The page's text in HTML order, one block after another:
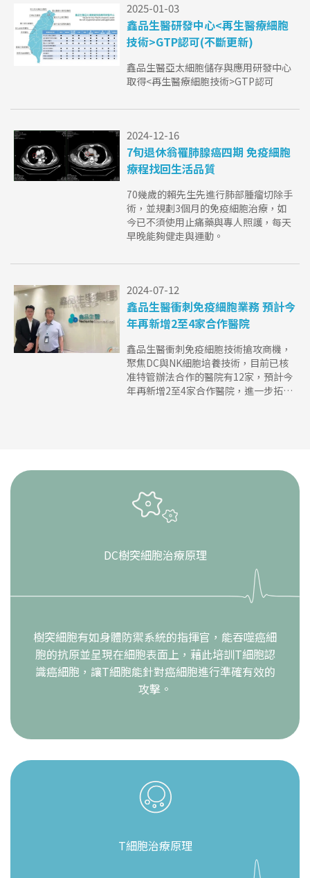
2025-01-03
鑫品生醫研發中心<再生醫療細胞
技術>GTP認可(不斷更新)
鑫品生醫亞太細胞儲存與應用研發中心
取得<再生醫療細胞技術>GTP認可
2024-12-16
7旬退休翁罹肺腺癌四期 免疫細胞
療程找回生活品質
70幾歲的賴先生先進行肺部腫瘤切除手
術，並規劃3個月的免疫細胞治療，如
今已不須使用止痛藥與專人照護，每天
早晚能夠健走與運動。
2024-07-12
鑫品生醫衝刺免疫細胞業務 預計今
年再新增2至4家合作醫院
鑫品生醫衝刺免疫細胞技術搶攻商機，
聚焦DC與NK細胞培養技術，目前已核
准特管辦法合作的醫院有12家，預計今
年再新增2至4家合作醫院，進一步拓展
DC樹突細胞治療原理
樹突細胞有如身體防禦系統的指揮官，能吞噬癌細
胞的抗原並呈現在細胞表面上，藉此培訓T細胞認
識癌細胞，讓T細胞能針對癌細胞進行準確有效的
攻擊。
T細胞治療原理